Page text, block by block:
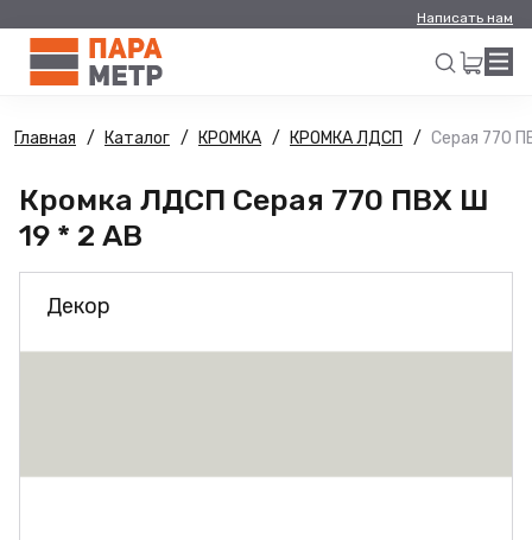
Написать нам
Искать
Главная Каталог КРОМКА КРОМКА ЛДСП Серая 770
Кромка ЛДСП Серая 770 ПВХ Ш
19 * 2 АВ
Декор